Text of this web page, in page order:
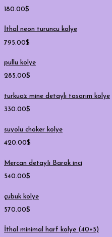
180.00$
İthal neon turuncu kolye
795.00$
pullu kolye
285.00$
turkuaz mine detaylı tasarım kolye
330.00$
suyolu choker kolye
420.00$
Mercan detayIı Barok inci
540.00$
çubuk kolye
570.00$
İthal minimal harf kolye (40+5)